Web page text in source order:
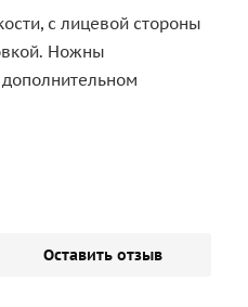
с лицевой стороны
Ножны
Оставить отзыв